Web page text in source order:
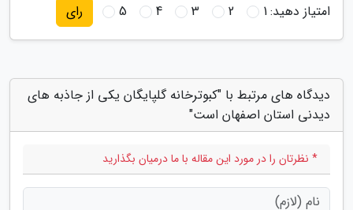
امتیاز دهید:1
2
3
4
5 رای
دیدگاه های مرتبط با "کبوترخانه گلپایگان یکی از جاذبه های
دیدنی استان اصفهان است"
* نظرتان را در مورد این مقاله با ما درمیان بگذارید